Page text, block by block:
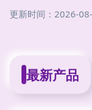
更新时间：2026-
最新产品